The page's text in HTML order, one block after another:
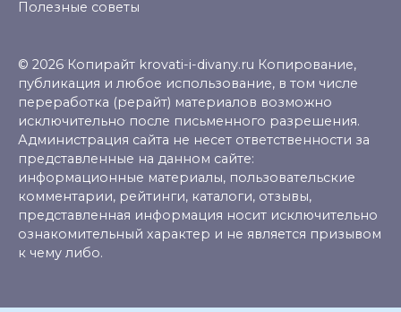
Полезные советы
© 2026 Копирайт krovati-i-divany.ru Копирование,
публикация и любое использование, в том числе
переработка (рерайт) материалов возможно
исключительно после письменного разрешения.
Администрация сайта не несет ответственности за
представленные на данном сайте:
информационные материалы, пользовательские
комментарии, рейтинги, каталоги, отзывы,
представленная информация носит исключительно
ознакомительный характер и не является призывом
к чему либо.